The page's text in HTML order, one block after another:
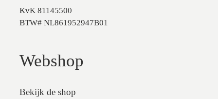
KvK 81145500
BTW# NL861952947B01
Webshop
Bekijk de shop